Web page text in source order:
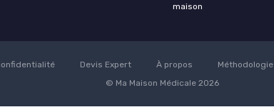
maison
Devis Expert À propos Méthodologie
© Ma Maison Médicale 2026